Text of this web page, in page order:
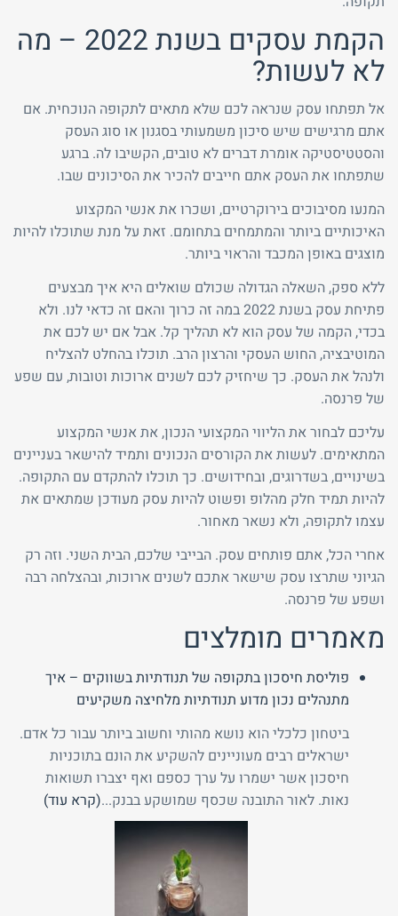
הקמת עסקים בשנת 2022 – מה
לא לעשות?
אל תפתחו עסק שנראה לכם שלא מתאים לתקופה הנוכחית. אם
אתם מרגישים שיש סיכון משמעותי בסגנון או סוג העסק
והסטטיסטיקה אומרת דברים לא טובים, הקשיבו לה. ברגע
שתפתחו את העסק אתם חייבים להכיר את הסיכונים שבו.
המנעו מסיבוכים בירוקרטיים, ושכרו את אנשי המקצוע
האיכותיים ביותר והמתמחים בתחומם. זאת על מנת שתוכלו להיות
מוצגים באופן המכבד והראוי ביותר.
ללא ספק, השאלה הגדולה שכולם שואלים היא איך מבצעים
פתיחת עסק בשנת 2022 במה זה כרוך והאם זה כדאי לנו. ולא
בכדי, הקמה של עסק הוא לא תהליך קל. אבל אם יש לכם את
המוטיבציה, החוש העסקי והרצון הרב. תוכלו בהחלט להצליח
ולנהל את העסק. כך שיחזיק לכם לשנים ארוכות וטובות, עם שפע
של פרנסה.
עליכם לבחור את הליווי המקצועי הנכון, את אנשי המקצוע
המתאימים. לעשות את הקורסים הנכונים ותמיד להישאר בעניינים
בשינויים, בשדרוגים, ובחידושים. כך תוכלו להתקדם עם התקופה.
להיות תמיד חלק מהלופ ופשוט להיות עסק מעודכן שמתאים את
עצמו לתקופה, ולא נשאר מאחור.
אחרי הכל, אתם פותחים עסק. הבייבי שלכם, הבית השני. וזה רק
הגיוני שתרצו עסק שישאר אתכם לשנים ארוכות, ובהצלחה רבה
ושפע של פרנסה.
מאמרים מומלצים
פוליסת חיסכון בתקופה של תנודתיות בשווקים – איך
מתנהלים נכון מדוע תנודתיות מלחיצה משקיעים
ביטחון כלכלי הוא נושא מהותי וחשוב ביותר עבור כל אדם.
ישראלים רבים מעוניינים להשקיע את הונם בתוכניות
חיסכון אשר ישמרו על ערך כספם ואף יצברו תשואות
נאות. לאור התובנה שכסף שמושקע בבנק...(קרא עוד)